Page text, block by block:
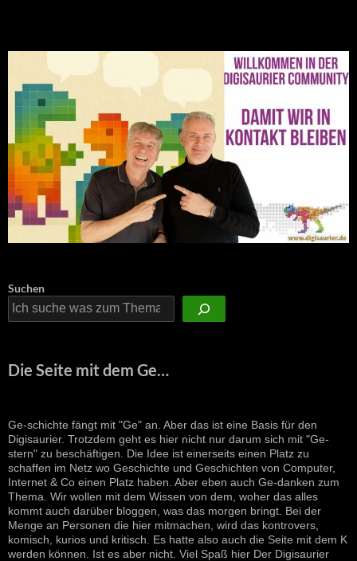
Suchen
Die Seite mit dem Ge…
Ge-schichte fängt mit "Ge" an. Aber das ist eine Basis für den
Digisaurier. Trotzdem geht es hier nicht nur darum sich mit "Ge-
stern" zu beschäftigen. Die Idee ist einerseits einen Platz zu
schaffen im Netz wo Geschichte und Geschichten von Computer,
Internet & Co einen Platz haben. Aber eben auch Ge-danken zum
Thema. Wir wollen mit dem Wissen von dem, woher das alles
kommt auch darüber bloggen, was das morgen bringt. Bei der
Menge an Personen die hier mitmachen, wird das kontrovers,
komisch, kurios und kritisch. Es hatte also auch die Seite mit dem K
werden können. Ist es aber nicht. Viel Spaß hier Der Digisaurier